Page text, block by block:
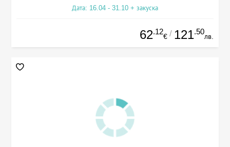
Дата: 16.04 - 31.10 + закуска
62.12
€ / 121.50
лв.